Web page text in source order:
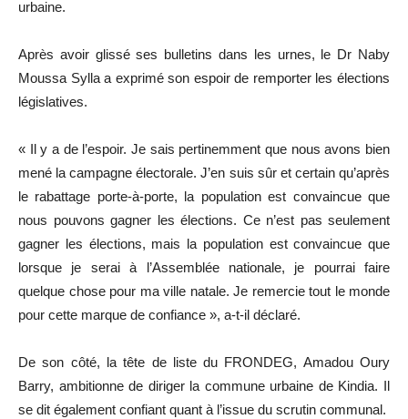
urbaine.
Après avoir glissé ses bulletins dans les urnes, le Dr Naby
Moussa Sylla a exprimé son espoir de remporter les élections
législatives.
« Il y a de l’espoir. Je sais pertinemment que nous avons bien
mené la campagne électorale. J’en suis sûr et certain qu’après
le rabattage porte-à-porte, la population est convaincue que
nous pouvons gagner les élections. Ce n’est pas seulement
gagner les élections, mais la population est convaincue que
lorsque je serai à l’Assemblée nationale, je pourrai faire
quelque chose pour ma ville natale. Je remercie tout le monde
pour cette marque de confiance », a-t-il déclaré.
De son côté, la tête de liste du FRONDEG, Amadou Oury
Barry, ambitionne de diriger la commune urbaine de Kindia. Il
se dit également confiant quant à l’issue du scrutin communal.